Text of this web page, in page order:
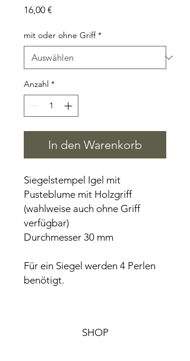
16,00 €
mit oder ohne Griff *
Anzahl *
In den Warenkorb
Siegelstempel Igel mit
Pusteblume mit Holzgriff
(wahlweise auch ohne Griff
verfügbar)
Durchmesser 30 mm
Für ein Siegel werden 4 Perlen
benötigt.
SHOP